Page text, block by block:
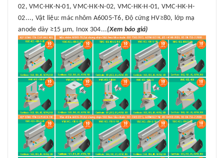
02, VMC-HK-N-01, VMC-HK-N-02, VMC-HK-H-01, VMC-HK-H-
02..., Vật liệu: mác nhôm A6005-T6, Độ cứng HV≥80, lớp mạ
anode dày ≥15 μm, Inox 304...(Xem báo giá)